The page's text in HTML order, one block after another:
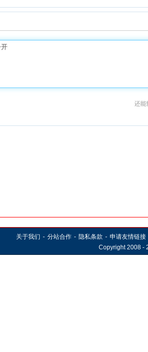
还能
关于我们 - 分站合作 - 隐私条款 - 申请友情链接
Copyright 2008 -